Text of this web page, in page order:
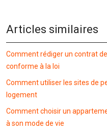
Articles similaires
Comment rédiger un contrat
conforme à la loi
Comment utiliser les sites de
logement
Comment choisir un
à son mode de vie